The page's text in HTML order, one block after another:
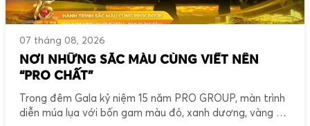
07 tháng 08, 2026
NƠI NHỮNG SẮC MÀU CÙNG VIẾT NÊN
“PRO CHẤT”
Trong đêm Gala kỷ niệm 15 năm PRO GROUP, màn trình
diễn múa lụa với bốn gam màu đỏ, xanh dương, vàng và